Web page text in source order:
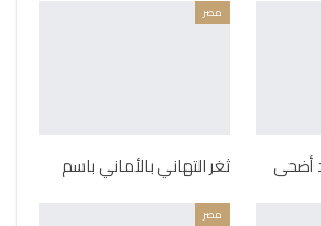
أضحى
مصر
ثغر التهاني بالأماني باسم
مصر